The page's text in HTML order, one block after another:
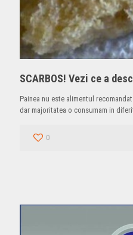
SCARBOS! Vezi ce a
Painea nu este alimentul
dar majoritatea o consumam in
0